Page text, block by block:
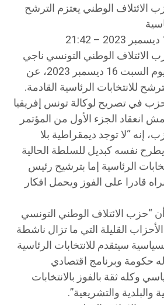
الائتلاف الوطني يعتزم الترشح
الائتلاف الوطني التونسي ناجي
جلول عشية اليوم السبت 16 ديسمبر 2023، عن
للانتخابات الرئاسية القادمة.
في تصريح لوكالة تونس إفريقيا
انعقاد الجزء الأول من المؤتمر
إنه “لا توجد ديمقراطية بلا
نفسه كبديل للسلطة الحالية
الرئاسية إما بترشيح رئيس
قادرا على الفوز ويحمل افكار
“حزب الائتلاف الوطني التونسي
القليلة التي ما تزال ناشطة
سيتقدم للانتخابات الرئاسية
حكومة وبرنامج اقتصادي
وكله ثقة بالفوز بالانتخابات
والبلدية والتشريعية”.